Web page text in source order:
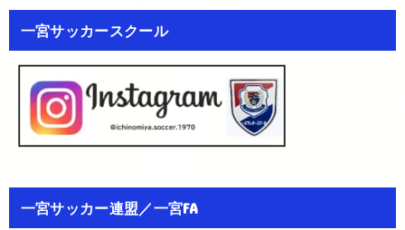
一宮サッカースクール
一宮サッカー連盟／一宮FA